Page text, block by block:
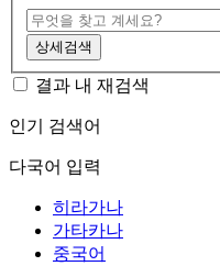
상세검색
결과 내 재검색
인기 검색어
다국어 입력
히라가나
가타카나
중국어